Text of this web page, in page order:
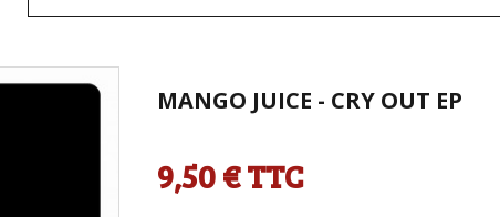
MANGO JUICE - CRY OUT EP
9,50 €TTC